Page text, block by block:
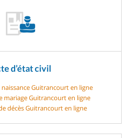
d’état civil
Guitrancourt en ligne
mariage Guitrancourt en ligne
décès Guitrancourt en ligne